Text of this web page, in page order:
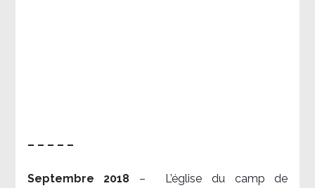
– – – – –
Septembre 2018 –
L’église du camp de